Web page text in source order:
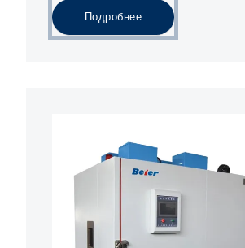
Подробнее